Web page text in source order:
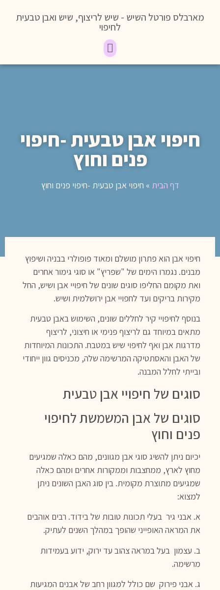
מארבלס פורטל השיש - שיש לריצוף, שיש ואבן טבעית
לחיפוי
חיפוי אבן טבעית -חיפוי
פנים וחוץ
דף הבית » חיפוי אבן טבעית -חיפוי פנים וחוץ
חיפוי אבן הוא פתרון מושלם ומאוד פופולרי בבניה ושיפוץ
מבנים. נגמרו הימים של "שפריץ" או סוגי גימור אחרים
ואת מקומם החליפו סוגים שונים של חיפויי אבן ושיש, החל
מקירות בריקים ועד לחפויי אבן ירושלמית ושיש.
בנוסף לחיפויי קיר לחללים שונים, השימוש באבן טבעית
מתאים במיוחד גם לריצוף פנימי או חיצוני, לריצוף
מדרגות אבן ואף לחיפוי שיש במטבח. התכונות המיוחדות
של האבן והאסתטיקה המרשימה שלה, מכניסים גוון ייחודי
ובייתי לחלל המבנה.
סוגים של חיפויי אבן טבעית
סוגים של אבן המשמשת לחיפוי
פנים וחוץ
יכיום ניתן להשיג סוגי אבן מגוונים, מהם כאלה שמגיעים
מחוץ לארץ, ממחצבות וממקורות אחרים ומהם כאלה
שמגיעים מתוצרת מקומית. בין סוג האבן השונים ניתן
למצוא:
א. אבני גיר בעלי תכונות טובות של בידוד. רבים אוהבים
את המראה האופייני שהופך במהלך השנים לעתיק.
ב. עצמון בעל במראה צהוב עד ירוק, ידוע בעמידות
מרשימה.
ג. אבני פירוק שם כולל למגוון רחב של אבנים המגיעות